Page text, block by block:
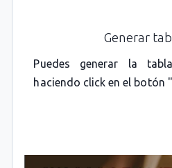
Generar
Puedes generar la
haciendo click en el botón